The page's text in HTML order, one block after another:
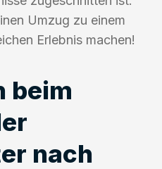
Umzug zu einem
Erlebnis machen!
beim
nach